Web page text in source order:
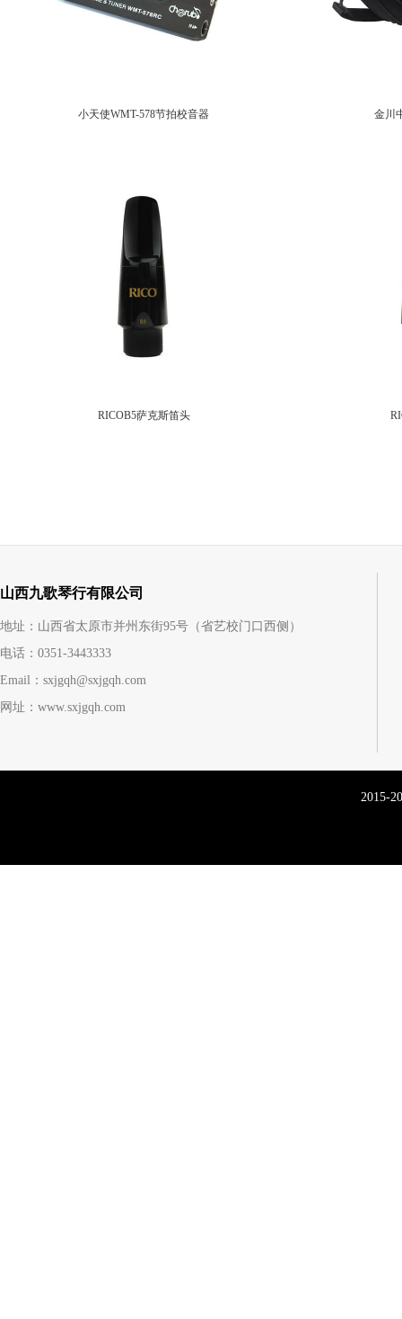
小天使WMT-578节拍校音器 金川
RICOB5萨克斯笛头
山西九歌琴行有限公司
地址：山西省太原市并州东街95号（省艺校门口西侧）
电话：0351-3443333
Email：sxjgqh@sxjgqh.com
网址：www.sxjgqh.com
2015-